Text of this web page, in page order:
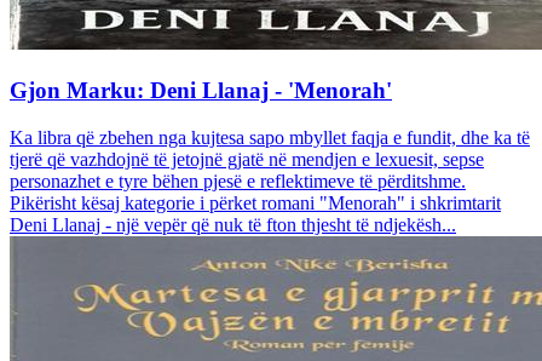
Gjon Marku: Deni Llanaj - 'Menorah'
Ka libra që zbehen nga kujtesa sapo mbyllet faqja e fundit, dhe ka të
tjerë që vazhdojnë të jetojnë gjatë në mendjen e lexuesit, sepse
personazhet e tyre bëhen pjesë e reflektimeve të përditshme.
Pikërisht kësaj kategorie i përket romani "Menorah" i shkrimtarit
Deni Llanaj - një vepër që nuk të fton thjesht të ndjekësh...